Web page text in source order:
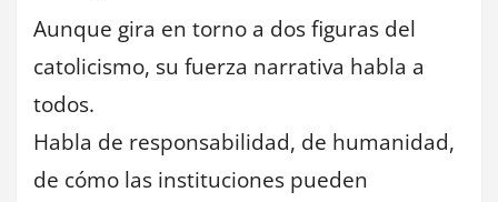
Aunque gira en torno a dos figuras del
catolicismo, su fuerza narrativa habla a
todos.
Habla de responsabilidad, de humanidad,
de cómo las instituciones pueden